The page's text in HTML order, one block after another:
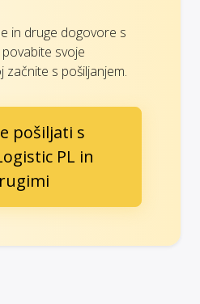
in druge dogovore s
svoje
začnite s pošiljanjem.
pošiljati s
PL in